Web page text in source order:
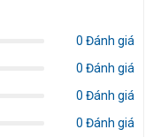
0 Đánh giá
0 Đánh giá
0 Đánh giá
0 Đánh giá